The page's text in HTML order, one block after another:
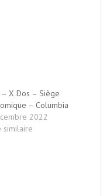
X Dos – Siège
– Columbia
2022
similaire